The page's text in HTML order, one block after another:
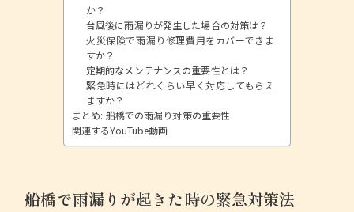
か？
台風後に雨漏りが発生した場合の対策は？
火災保険で雨漏り修理費用をカバーできま
すか？
定期的なメンテナンスの重要性とは？
緊急時にはどれくらい早く対応してもらえ
ますか？
まとめ: 船橋での雨漏り対策の重要性
関連するYouTube動画
船橋で雨漏りが起きた時の緊急対策法